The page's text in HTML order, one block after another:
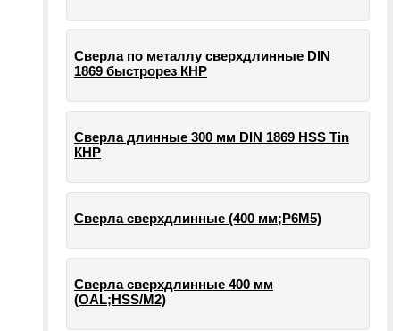
Сверла по металлу сверхдлинные DIN
1869 быстрорез КНР
Сверла длинные 300 мм DIN 1869 HSS Tin
КНР
Сверла сверхдлинные (400 мм;Р6М5)
Сверла сверхдлинные 400 мм
(OAL;HSS/M2)